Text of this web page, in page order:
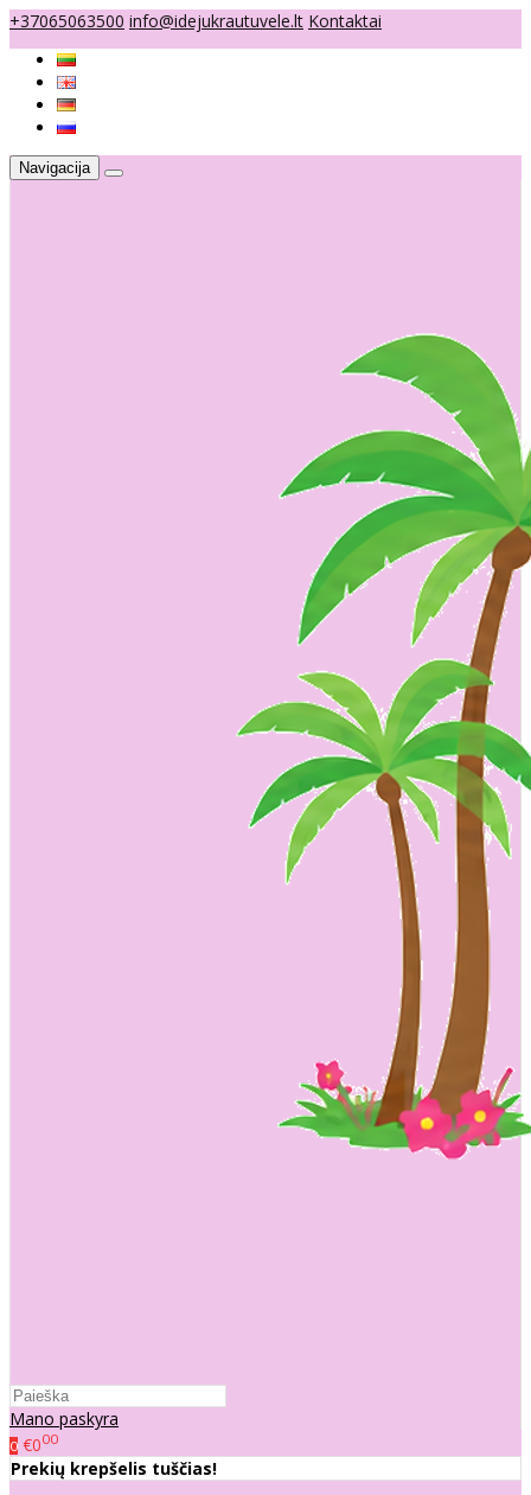
+37065063500 info@idejukrautuvele.lt Kontaktai
Navigacija
Mano paskyra
0 €000
Prekių krepšelis tuščias!